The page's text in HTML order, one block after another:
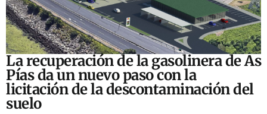
La recuperación de la gasolinera de As
Pías da un nuevo paso con la
licitación de la descontaminación del
suelo